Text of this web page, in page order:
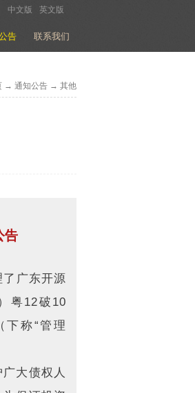
中文版 英文版
告 联系我们
→ 通知公告 → 其他
告
了广东开源
粤12破10
下称“管理
大债权人